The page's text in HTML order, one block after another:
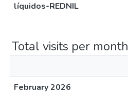
líquidos-REDNIL
Total visits per month
February 2026